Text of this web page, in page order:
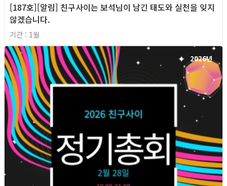
[187호][알림] 친구사이는 보석님이 남긴 태도와 실천을 잊지
않겠습니다.
기간 : 1월
2026년